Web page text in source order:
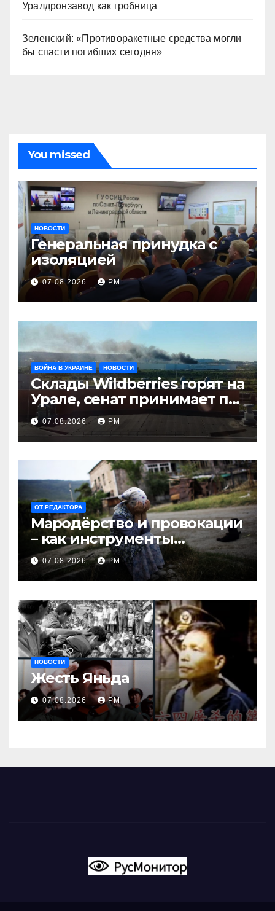
Уралдронзавод как гробница
Зеленский: «Противоракетные средства могли
бы спасти погибших сегодня»
You missed
НОВОСТИ
Генеральная принудка с
изоляцией
07.08.2026 РМ
ВОЙНА В УКРАИНЕ НОВОСТИ
Склады Wildberries горят на
Урале, сенат принимает по
Грэму закон
07.08.2026 РМ
ОТ РЕДАКТОРА
Мародёрство и провокации
– как инструменты
современной политики
России
07.08.2026 РМ
НОВОСТИ
Жесть Яньда
07.08.2026 РМ